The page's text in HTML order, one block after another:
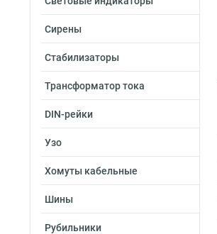
Сирены
Стабилизаторы
Трансформатор тока
DIN-рейки
Узо
Хомуты кабельные
Шины
Рубильники